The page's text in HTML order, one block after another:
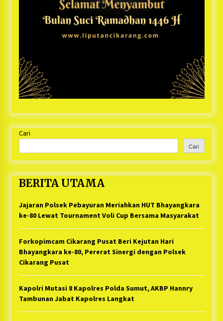
Cari
Cari
BERITA UTAMA
Jajaran Polsek Pebayuran Meriahkan HUT Bhayangkara
ke-80 Lewat Tournament Voli Cup Bersama Masyarakat
Forkopimcam Cikarang Pusat Beri Kejutan Hari
Bhayangkara ke-80, Pererat Sinergi dengan Polsek
Cikarang Pusat
Kapolri Mutasi 8 Kapolres Polda Sumut, AKBP Hannry
Tambunan Jabat Kapolres Langkat